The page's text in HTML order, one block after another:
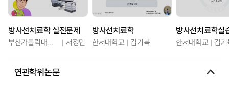
방사선치료학 실전문제
부산가톨릭대학교 서정민
방사선치료학
한서대학교 김기복
방사선치료학실
한서대학교 김
연관학위논문